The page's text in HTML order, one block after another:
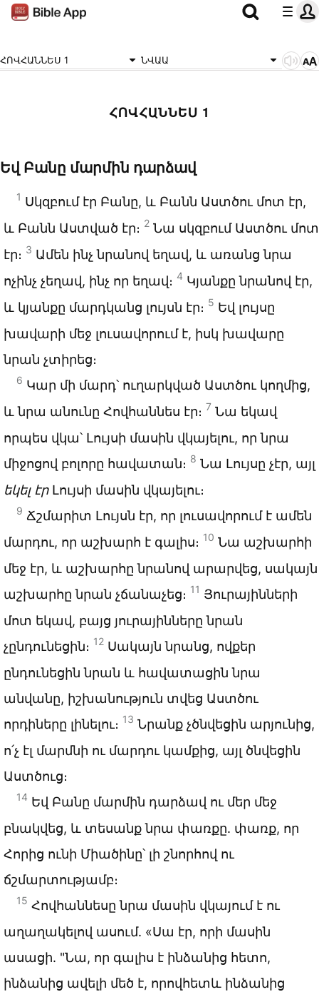
ՀՈՎՀԱՆՆԵՍ 1 ՆՎԱԱ
ՀՈՎՀԱՆՆԵՍ 1
Եվ Բանը մարմին դարձավ
1 Սկզբում էր Բանը, և Բանն Աստծու մոտ էր,
և Բանն Աստված էր։ 2 Նա սկզբում Աստծու մոտ
էր։ 3 Ամեն ինչ նրանով եղավ, և առանց նրա
ոչինչ չեղավ, ինչ որ եղավ։ 4 Կյանքը նրանով էր,
և կյանքը մարդկանց լույսն էր։ 5 Եվ լույսը
խավարի մեջ լուսավորում է, իսկ խավարը
նրան չտիրեց։
6 Կար մի մարդ՝ ուղարկված Աստծու կողմից,
և նրա անունը Հովհաննես էր։ 7 Նա եկավ
որպես վկա՝ Լույսի մասին վկայելու, որ նրա
միջոցով բոլորը հավատան։ 8 Նա Լույսը չէր, այլ
եկել էրԼույսի մասին վկայելու։
9 Ճշմարիտ Լույսն էր, որ լուսավորում է ամեն
մարդու, որ աշխարհ է գալիս։ 10 Նա աշխարհի
մեջ էր, և աշխարհը նրանով արարվեց, սակայն
աշխարհը նրան չճանաչեց։ 11 Յուրայինների
մոտ եկավ, բայց յուրայինները նրան
չընդունեցին։ 12 Սակայն նրանց, ովքեր
ընդունեցին նրան և հավատացին նրա
անվանը, իշխանություն տվեց Աստծու
որդիները լինելու։ 13 Նրանք չծնվեցին արյունից,
ո՛չ էլ մարմնի ու մարդու կամքից, այլ ծնվեցին
Աստծուց։
14 Եվ Բանը մարմին դարձավ ու մեր մեջ
բնակվեց, և տեսանք նրա փառքը. փառք, որ
Հորից ունի Միածինը՝ լի շնորհով ու
ճշմարտությամբ։
15 Հովհաննեսը նրա մասին վկայում է ու
աղաղակելով ասում. «Սա էր, որի մասին
ասացի. "Նա, որ գալիս է ինձանից հետո,
ինձանից ավելի մեծ է, որովհետև ինձանից